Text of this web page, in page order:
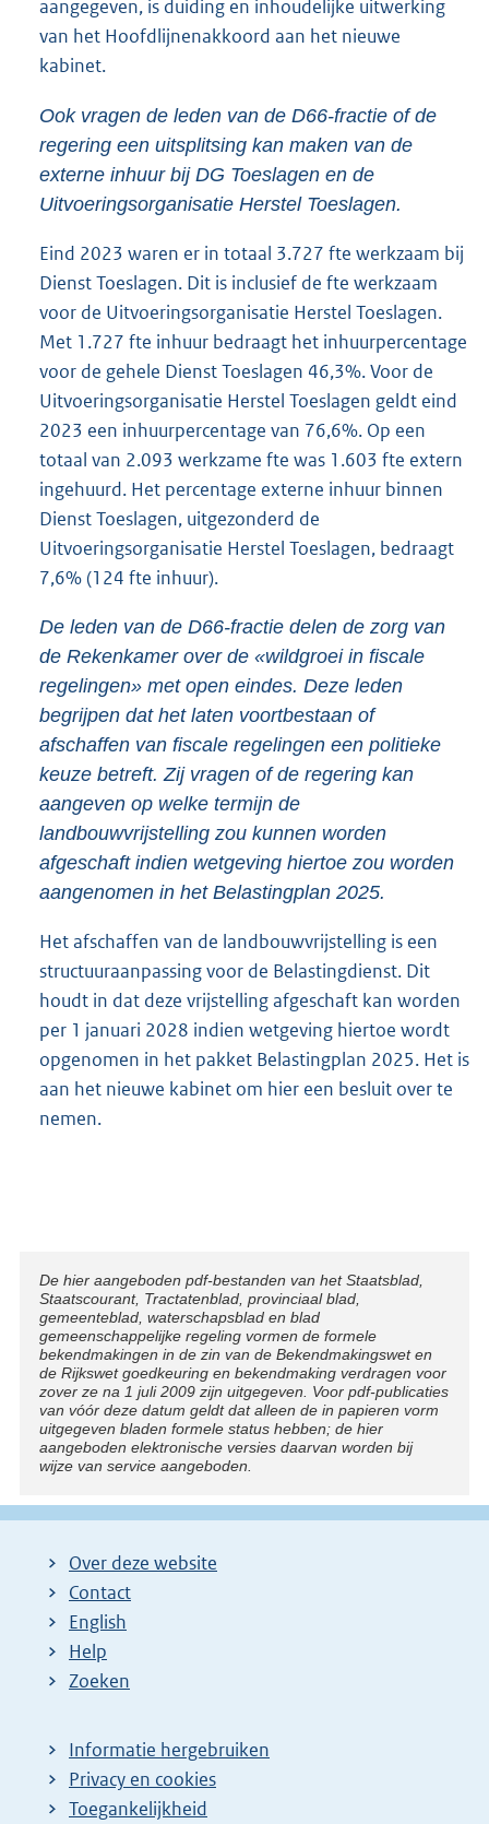
aangegeven, is duiding en inhoudelijke uitwerking
van het Hoofdlijnenakkoord aan het nieuwe
kabinet.
Ook vragen de leden van de D66-fractie of de
regering een uitsplitsing kan maken van de
externe inhuur bij DG Toeslagen en de
Uitvoeringsorganisatie Herstel Toeslagen.
Eind 2023 waren er in totaal 3.727 fte werkzaam bij
Dienst Toeslagen. Dit is inclusief de fte werkzaam
voor de Uitvoeringsorganisatie Herstel Toeslagen.
Met 1.727 fte inhuur bedraagt het inhuurpercentage
voor de gehele Dienst Toeslagen 46,3%. Voor de
Uitvoeringsorganisatie Herstel Toeslagen geldt eind
2023 een inhuurpercentage van 76,6%. Op een
totaal van 2.093 werkzame fte was 1.603 fte extern
ingehuurd. Het percentage externe inhuur binnen
Dienst Toeslagen, uitgezonderd de
Uitvoeringsorganisatie Herstel Toeslagen, bedraagt
7,6% (124 fte inhuur).
De leden van de D66-fractie delen de zorg van
de Rekenkamer over de «wildgroei in fiscale
regelingen» met open eindes. Deze leden
begrijpen dat het laten voortbestaan of
afschaffen van fiscale regelingen een politieke
keuze betreft. Zij vragen of de regering kan
aangeven op welke termijn de
landbouwvrijstelling zou kunnen worden
afgeschaft indien wetgeving hiertoe zou worden
aangenomen in het Belastingplan 2025.
Het afschaffen van de landbouwvrijstelling is een
structuuraanpassing voor de Belastingdienst. Dit
houdt in dat deze vrijstelling afgeschaft kan worden
per 1 januari 2028 indien wetgeving hiertoe wordt
opgenomen in het pakket Belastingplan 2025. Het is
aan het nieuwe kabinet om hier een besluit over te
nemen.
Disclaimer
De hier aangeboden pdf-bestanden van het Staatsblad,
Staatscourant, Tractatenblad, provinciaal blad,
gemeenteblad, waterschapsblad en blad
gemeenschappelijke regeling vormen de formele
bekendmakingen in de zin van de Bekendmakingswet en
de Rijkswet goedkeuring en bekendmaking verdragen voor
zover ze na 1 juli 2009 zijn uitgegeven. Voor pdf-publicaties
van vóór deze datum geldt dat alleen de in papieren vorm
uitgegeven bladen formele status hebben; de hier
aangeboden elektronische versies daarvan worden bij
wijze van service aangeboden.
Over deze website
Contact
English
Help
Zoeken
Informatie hergebruiken
Privacy en cookies
Toegankelijkheid